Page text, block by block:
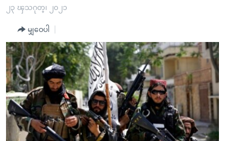
ပင်မ
ကျော်
ကြည့်
ရန်
ပင်မ
အ
ညွန်း
စာမျက်နှာ
အစ္စရေး-ပါလက်စတိုင်း
အင်္ဂလိပ်စာလေ့လာမယ်
အမေရိကန်သုံးအီဒီယံ
မကြေးမုံရဲ့ အင်္ဂလိပ်စာ
ရုပ်ရှင်ထဲက အင်္ဂလိပ်စာ
သုတပဒေသာ အင်္ဂလိပ်စာ
အပတ်စဉ်ကဏ္ဍများ
ရေဒီယို
တီဗွီ
ရေဒီယိုနှင့်ရုပ်သံ အချက်အလက်များ
ရေဒီယို/တီဗွီအစီအစဉ်
Learning English
၂၃ ၾသဂုတ္၊ ၂၀၂၁
မျှဝေပါ